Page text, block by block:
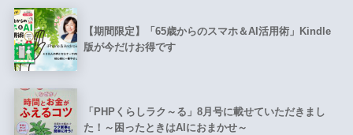
【期間限定】「65歳からのスマホ＆AI活用術」Kindle
版が今だけお得です
「PHPくらしラク～る」8月号に載せていただきまし
た！～困ったときはAIにおまかせ～